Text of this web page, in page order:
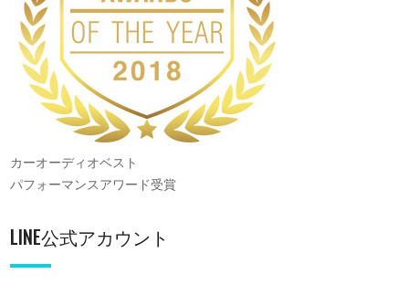
カーオーディオベスト
パフォーマンスアワード受賞
LINE公式アカウント